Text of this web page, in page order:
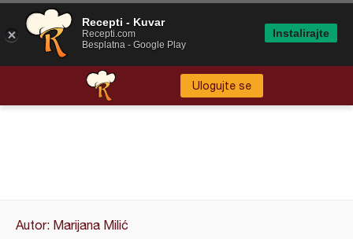
Ulogujte se
Autor: Marijana Milić
Recepti - Kuvar
Recepti.com
Besplatna - Google Play
Instalirajte